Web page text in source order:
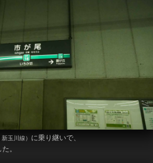
新玉川線） に乗り継いで、
。